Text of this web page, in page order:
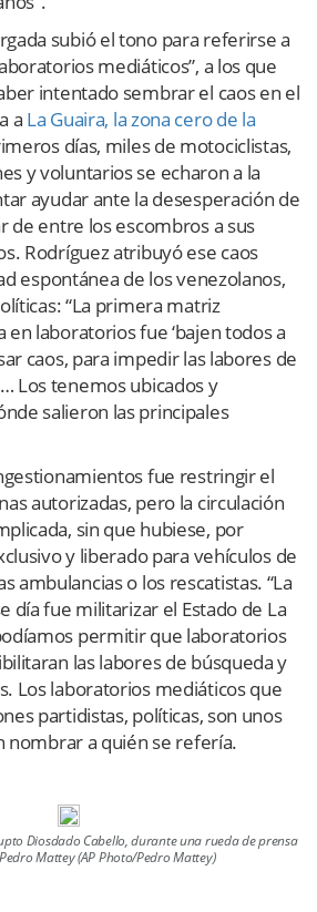
subió el tono para referirse a
mediáticos”, a los que
intentado sembrar el caos en el
a La Guaira, la zona cero de la
días, miles de motociclistas,
y voluntarios se echaron a la
ayudar ante la desesperación de
de entre los escombros a sus
Rodríguez atribuyó ese caos
espontánea de los venezolanos,
“La primera matriz
laboratorios fue ‘bajen todos a
caos, para impedir las labores de
Los tenemos ubicados y
salieron las principales
fue restringir el
autorizadas, pero la circulación
sin que hubiese, por
y liberado para vehículos de
ambulancias o los rescatistas. “La
día fue militarizar el Estado de La
permitir que laboratorios
las labores de búsqueda y
Los laboratorios mediáticos que
partidistas, políticas, son unos
nombrar a quién se refería.
Diosdado Cabello, durante una rueda de prensa
Mattey (AP Photo/Pedro Mattey)